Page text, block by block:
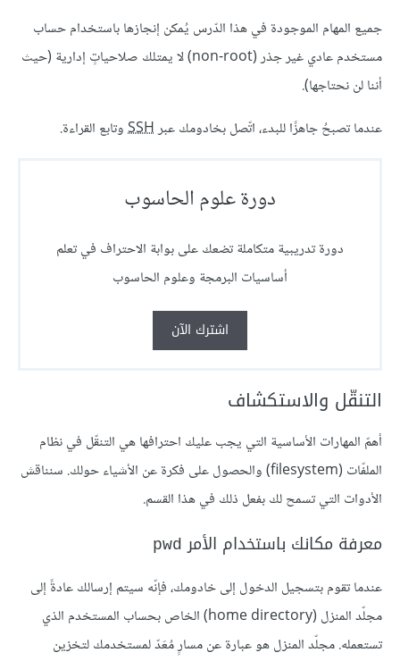
جميع المهام الموجودة في هذا الدّرس يُمكن إنجازها باستخدام حساب
مستخدم عادي غير جذر (non-root) لا يمتلك صلاحياتٍ إدارية (حيث
أننا لن نحتاجها).
عندما تصبحُ جاهزًا للبدء، اتّصل بخادومك عبرSSHوتابع القراءة.
دورة علوم الحاسوب
دورة تدريبية متكاملة تضعك على بوابة الاحتراف في تعلم
أساسيات البرمجة وعلوم الحاسوب
اشترك الآن
التنقّل والاستكشاف
أهمّ المهارات الأساسية التي يجب عليك احترافها هي التنقّل في نظام
الملفّات (filesystem) والحصول على فكرة عن الأشياء حولك. سنناقش
الأدوات التي تسمح لك بفعل ذلك في هذا القسم.
معرفة مكانك باستخدام الأمر pwd
عندما تقوم بتسجيل الدخول إلى خادومك، فإنّه سيتم إرسالك عادةً إلى
مجلّد المنزل (home directory) الخاص بحساب المستخدم الذي
تستعمله. مجلّد المنزل هو عبارة عن مسارٍ مُعَدّ لمستخدمك لتخزين